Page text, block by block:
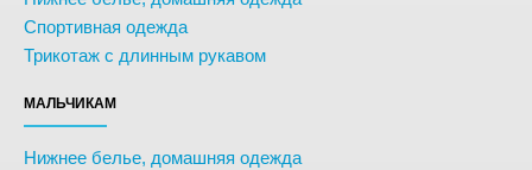
Спортивная одежда
Трикотаж с длинным рукавом
МАЛЬЧИКАМ
Нижнее белье, домашняя одежда